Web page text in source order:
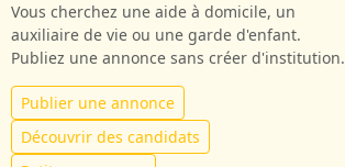
Vous cherchez une aide à domicile, un
auxiliaire de vie ou une garde d'enfant.
Publiez une annonce sans créer d'institution.
Publier une annonce
Découvrir des candidats